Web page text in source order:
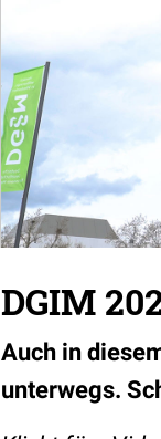
DGIM
Auch in
unterwegs.